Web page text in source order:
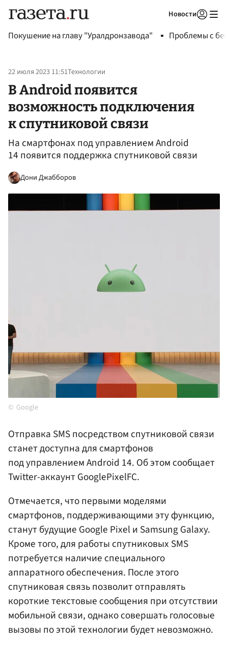
Новости
Покушение на главу "Уралдронзавода" Проблемы с
22 июля 2023 11:51Технологии
В Android появится
возможность подключения
к спутниковой связи
На смартфонах под управлением Android
14 появится поддержка спутниковой связи
Дони Джабборов
Google
Отправка SMS посредством спутниковой связи
станет доступна для смартфонов
под управлением Android 14. Об этом сообщает
Twitter-аккаунт GooglePixelFC.
Отмечается, что первыми моделями
смартфонов, поддерживающими эту функцию,
станут будущие Google Pixel и Samsung Galaxy.
Кроме того, для работы спутниковых SMS
потребуется наличие специального
аппаратного обеспечения. После этого
спутниковая связь позволит отправлять
короткие текстовые сообщения при отсутствии
мобильной связи, однако совершать голосовые
вызовы по этой технологии будет невозможно.